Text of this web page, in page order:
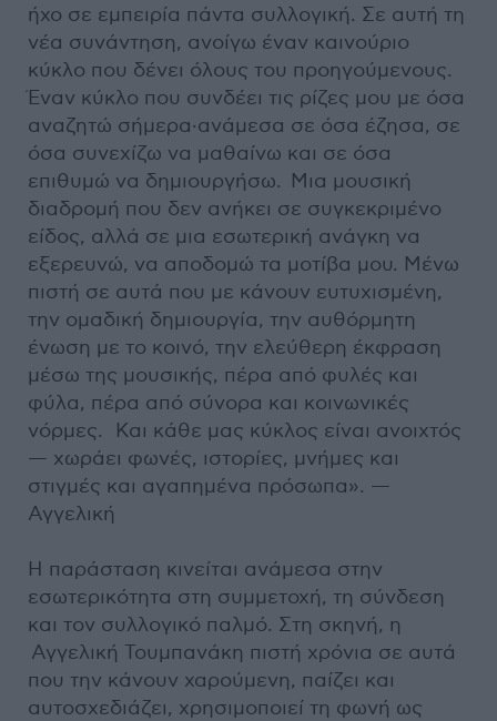
ήχο σε εμπειρία πάντα συλλογική. Σε αυτή τη
νέα συνάντηση, ανοίγω έναν καινούριο
κύκλο που δένει όλους του προηγούμενους.
Έναν κύκλο που συνδέει τις ρίζες μου με όσα
αναζητώ σήμερα·ανάμεσα σε όσα έζησα, σε
όσα συνεχίζω να μαθαίνω και σε όσα
επιθυμώ να δημιουργήσω. Μια μουσική
διαδρομή που δεν ανήκει σε συγκεκριμένο
είδος, αλλά σε μια εσωτερική ανάγκη να
εξερευνώ, να αποδομώ τα μοτίβα μου. Μένω
πιστή σε αυτά που με κάνουν ευτυχισμένη,
την ομαδική δημιουργία, την αυθόρμητη
ένωση με το κοινό, την ελεύθερη έκφραση
μέσω της μουσικής, πέρα από φυλές και
φύλα, πέρα από σύνορα και κοινωνικές
νόρμες. Και κάθε μας κύκλος είναι ανοιχτός
— χωράει φωνές, ιστορίες, μνήμες και
στιγμές και αγαπημένα πρόσωπα». —
Αγγελική
Η παράσταση κινείται ανάμεσα στην
εσωτερικότητα στη συμμετοχή, τη σύνδεση
και τον συλλογικό παλμό. Στη σκηνή, η
Αγγελική Τουμπανάκη πιστή χρόνια σε αυτά
που την κάνουν χαρούμενη, παίζει και
αυτοσχεδιάζει, χρησιμοποιεί τη φωνή ως